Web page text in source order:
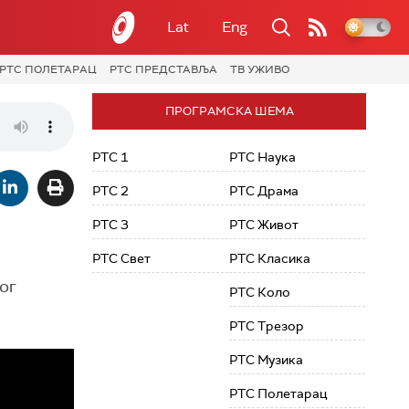
Lat Eng
РТС ПОЛЕТАРАЦ РТС ПРЕДСТАВЉА ТВ УЖИВО
ПРОГРАМСКА ШЕМА
РТС 1
РТС 2
РТС 3
РТС Свет
РТС Наука
РТС Драма
РТС Живот
РТС Класика
РТС Коло
РТС Трезор
РТС Музика
РТС Полетарац